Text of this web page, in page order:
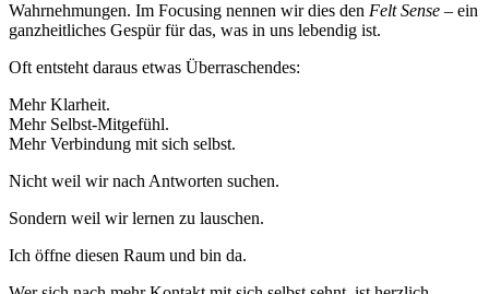
Wahrnehmungen. Im Focusing nennen wir dies den Felt Sense – ein
ganzheitliches Gespür für das, was in uns lebendig ist.
Oft entsteht daraus etwas Überraschendes:
Mehr Klarheit.
Mehr Selbst-Mitgefühl.
Mehr Verbindung mit sich selbst.
Nicht weil wir nach Antworten suchen.
Sondern weil wir lernen zu lauschen.
Ich öffne diesen Raum und bin da.